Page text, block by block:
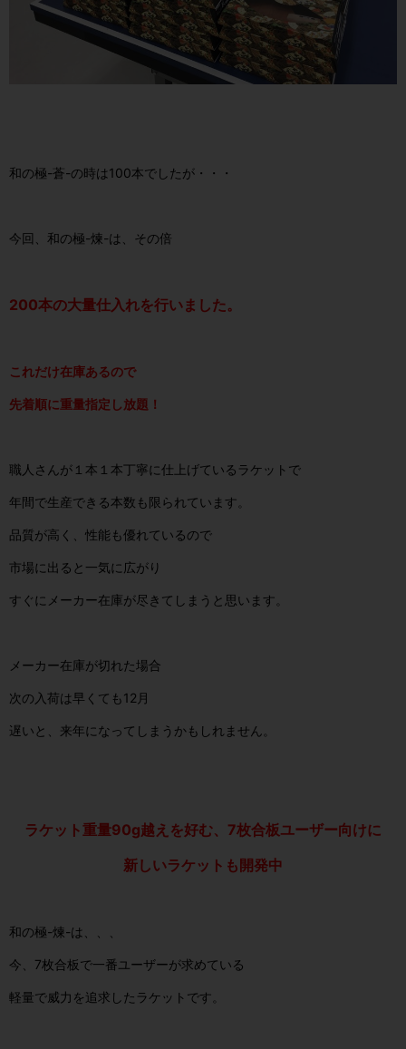
和の極-蒼-の時は100本でしたが・・・
今回、和の極-煉-は、その倍
200本の大量仕入れを行いました。
これだけ在庫あるので
先着順に重量指定し放題！
職人さんが１本１本丁寧に仕上げているラケットで
年間で生産できる本数も限られています。
品質が高く、性能も優れているので
市場に出ると一気に広がり
すぐにメーカー在庫が尽きてしまうと思います。
メーカー在庫が切れた場合
次の入荷は早くても12月
遅いと、来年になってしまうかもしれません。
ラケット重量90g越えを好む、 7枚合板ユーザー向けに
新しいラケットも開発中
和の極-煉-は、、、
今、7枚合板で一番ユーザーが求めている
軽量で威力を追求したラケットです。